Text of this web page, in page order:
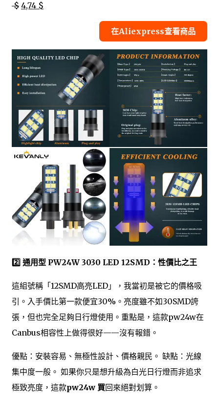
$ 4,74 $
在Aliexpress查看商品
2️⃣ 通用型 PW24W 3030 LED 12SMD：性價比之王
這組號稱「12SMD高亮LED」，我當初是被它的價格吸
引。入手價比第一款便宜30%。亮度雖不如30SMD誇
張，但也完全足夠日行燈使用。重點是，這款pw24w在
Canbus相容性上做得很好——沒有報錯。
優點：安裝容易、無極性設計、價格親民。 缺點：光線
集中度一般。 如果你只是想升級為白光日行燈而非追求
極致亮度，這款pw24w 買回來絕對划算。